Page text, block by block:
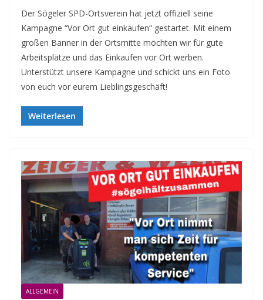
Der Sögeler SPD-Ortsverein hat jetzt offiziell seine
Kampagne “Vor Ort gut einkaufen“ gestartet. Mit einem
großen Banner in der Ortsmitte möchten wir für gute
Arbeitsplätze und das Einkaufen vor Ort werben.
Unterstützt unsere Kampagne und schickt uns ein Foto
von euch vor eurem Lieblingsgeschäft!
Weiterlesen
ALLGEMEIN